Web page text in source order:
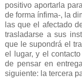
positivo aportarla
de forma ínfima-, la
las que el afectado
trasladarse a sus
que le supondrá el
el lugar, y el
de pensar en
siguiente: la tercera